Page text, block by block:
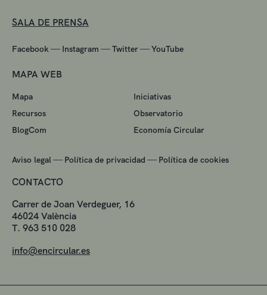
SALA DE PRENSA
Facebook — Instagram —Twitter—YouTube
MAPA WEB
Mapa
Iniciativas
Recursos
Observatorio
BlogCom
Economía Circular
Aviso legal — Política de privacidad — Política de cookies
CONTACTO
Carrer de Joan Verdeguer, 16
46024 València
T. 963 510 028
info@encircular.es